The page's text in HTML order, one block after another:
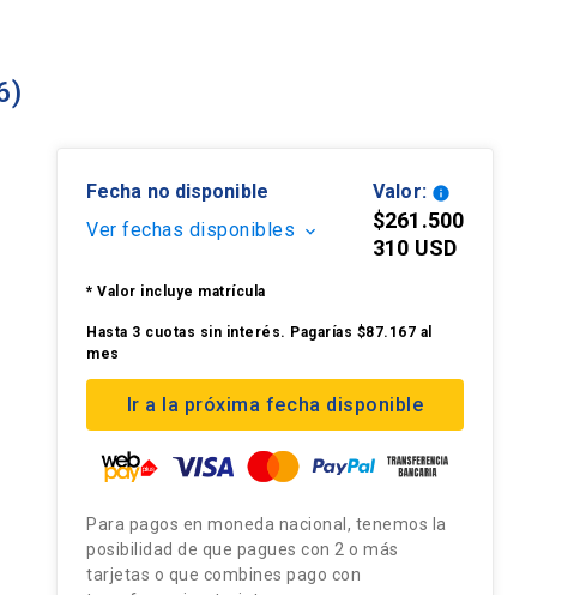
Fecha no disponible
Ver fechas disponibles
keyboard_arrow_down
Valor: info
$261.500
310 USD
* Valor incluye matrícula
Hasta 3 cuotas sin interés. Pagarías $87.167 al
mes
Ir a la próxima fecha disponible
Para pagos en moneda nacional, tenemos la
posibilidad de que pagues con 2 o más
tarjetas o que combines pago con